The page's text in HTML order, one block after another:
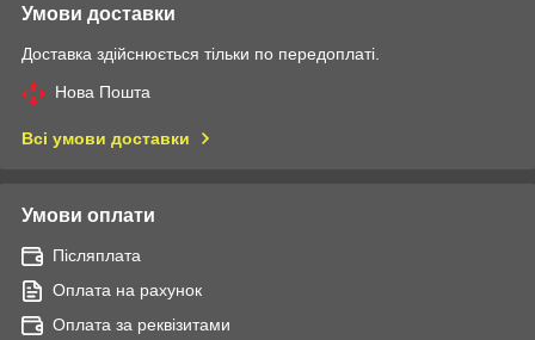
Умови доставки
Доставка здійснюється тільки по передоплаті.
Нова Пошта
Всі умови доставки
Умови оплати
Післяплата
Оплата на рахунок
Оплата за реквізитами